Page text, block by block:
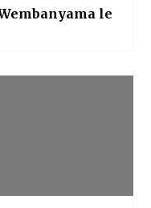
le